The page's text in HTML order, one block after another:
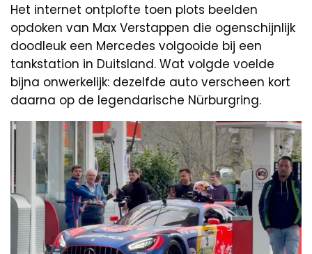
Het internet ontplofte toen plots beelden
opdoken van Max Verstappen die ogenschijnlijk
doodleuk een Mercedes volgooide bij een
tankstation in Duitsland. Wat volgde voelde
bijna onwerkelijk: dezelfde auto verscheen kort
daarna op de legendarische Nürburgring.